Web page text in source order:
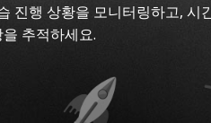
진행 상황을 모니터링하고, 시
추적하세요.